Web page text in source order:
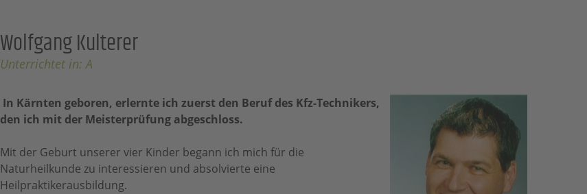
Wolfgang Kulterer
Unterrichtet in: A
In Kärnten geboren, erlernte ich zuerst den Beruf des Kfz-Technikers,
den ich mit der Meisterprüfung abgeschloss.
Mit der Geburt unserer vier Kinder begann ich mich für die
Naturheilkunde zu interessieren und absolvierte eine
Heilpraktikerausbildung.